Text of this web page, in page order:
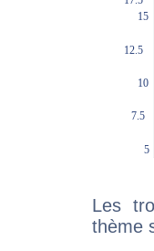
Les
thème